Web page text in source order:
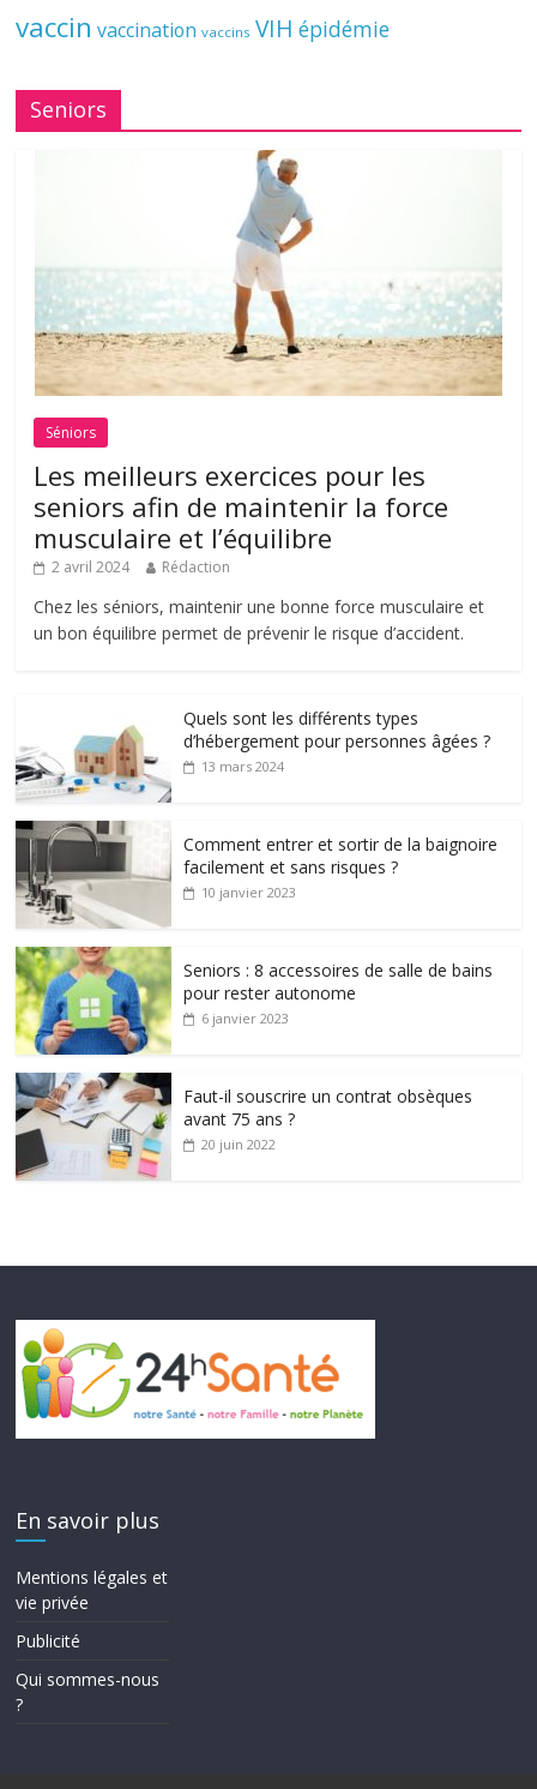
vaccin vaccination vaccins VIH épidémie
Seniors
Séniors
Les meilleurs exercices pour les
seniors afin de maintenir la force
musculaire et l’équilibre
2 avril 2024 Rédaction
Chez les séniors, maintenir une bonne force musculaire et
un bon équilibre permet de prévenir le risque d’accident.
Quels sont les différents types
d’hébergement pour personnes âgées ?
13 mars 2024
Comment entrer et sortir de la baignoire
facilement et sans risques ?
10 janvier 2023
Seniors : 8 accessoires de salle de bains
pour rester autonome
6 janvier 2023
Faut-il souscrire un contrat obsèques
avant 75 ans ?
20 juin 2022
En savoir plus
Mentions légales et
vie privée
Publicité
Qui sommes-nous
?